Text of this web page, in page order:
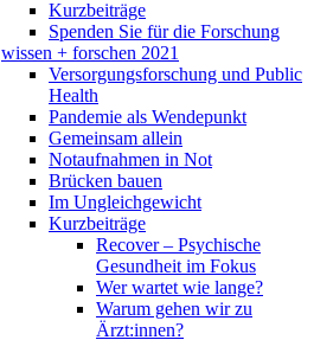
Kurzbeiträge
Spenden Sie für die Forschung
wissen + forschen 2021
Versorgungsforschung und Public
Health
Pandemie als Wendepunkt
Gemeinsam allein
Notaufnahmen in Not
Brücken bauen
Im Ungleichgewicht
Kurzbeiträge
Recover – Psychische
Gesundheit im Fokus
Wer wartet wie lange?
Warum gehen wir zu
Ärzt:innen?